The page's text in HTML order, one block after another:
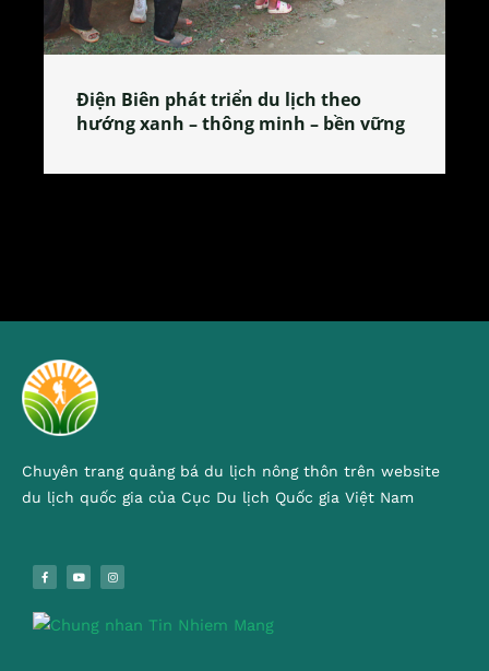
Làng làm bánh tẻ Phú Nhi – nơi lan
tỏa đặc sản xứ Đoài
Chuyên trang quảng bá du lịch nông thôn trên website
du lịch quốc gia của Cục Du lịch Quốc gia Việt Nam